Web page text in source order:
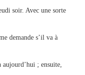
soir. Avec une sorte
demande s’il va à
; ensuite,